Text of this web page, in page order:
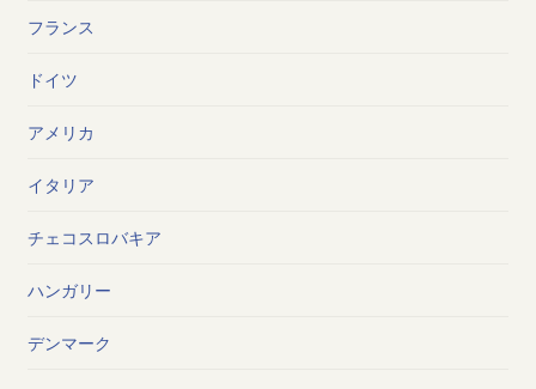
フランス
ドイツ
アメリカ
イタリア
チェコスロバキア
ハンガリー
デンマーク